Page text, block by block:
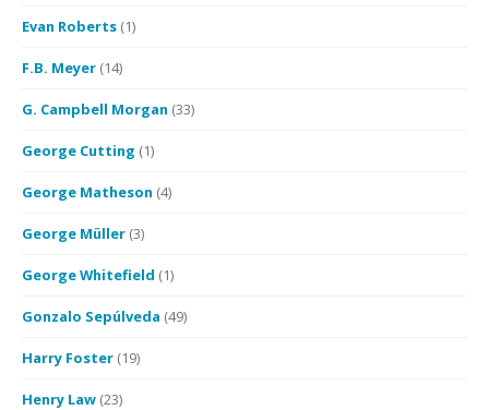
Evan Roberts (1)
F.B. Meyer (14)
G. Campbell Morgan (33)
George Cutting (1)
George Matheson (4)
George Müller (3)
George Whitefield (1)
Gonzalo Sepúlveda (49)
Harry Foster (19)
Henry Law (23)